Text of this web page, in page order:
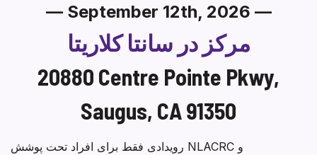
Section heading
— September 12th, 2026 —
مرکز در سانتا کلاریتا
20880 Centre Pointe Pkwy,
Saugus, CA 91350
رویدادی فقط برای افراد تحت پوشش NLACRC و